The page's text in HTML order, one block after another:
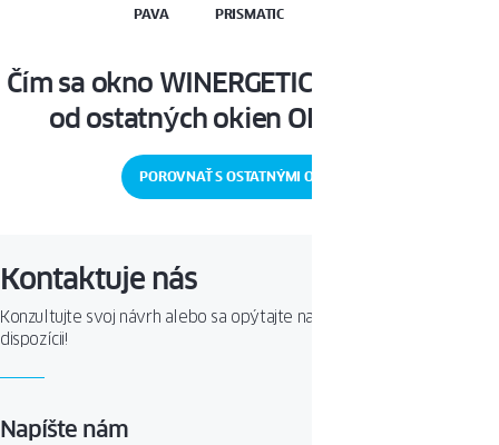
PAVA PRISMATIC
Čím sa okno WINERGETIC STANDARD líši
od ostatných okien OKNOPLAST?
POROVNAŤ S OSTATNÝMI OKNAMI
Kontaktuje nás
Konzultujte svoj návrh alebo sa opýtajte na produkt. Sme Vám k
dispozícii!
Napíšte nám